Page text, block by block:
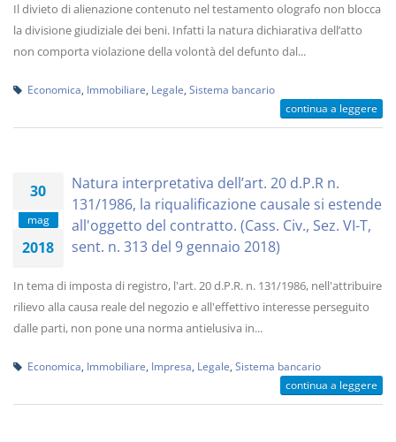
Il divieto di alienazione contenuto nel testamento olografo non blocca
la divisione giudiziale dei beni. Infatti la natura dichiarativa dell’atto
non comporta violazione della volontà del defunto dal...
Economica Immobiliare Legale Sistema bancario
continua a leggere
30
mag
2018
Natura interpretativa dell’art. 20 d.P.R n.
131/1986, la riqualificazione causale si estende
all'oggetto del contratto. (Cass. Civ., Sez. VI-T,
sent. n. 313 del 9 gennaio 2018)
In tema di imposta di registro, l'art. 20 d.P.R. n. 131/1986, nell'attribuire
rilievo alla causa reale del negozio e all'effettivo interesse perseguito
dalle parti, non pone una norma antielusiva in...
Economica Immobiliare Impresa Legale Sistema bancario
continua a leggere